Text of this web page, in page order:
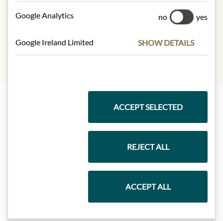
Protein:
Google Analytics no yes
Google Ireland Limited SHOW DETAILS
ACCEPT SELECTED
REJECT ALL
ACCEPT ALL